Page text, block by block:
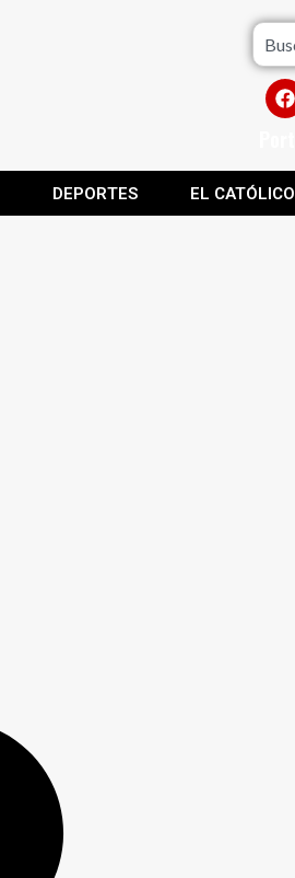
DEPORTES EL CATÓLICO